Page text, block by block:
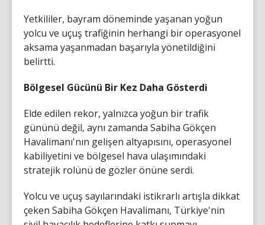
Yetkililer, bayram döneminde yaşanan yoğun
yolcu ve uçuş trafiğinin herhangi bir operasyonel
aksama yaşanmadan başarıyla yönetildiğini
belirtti.
Bölgesel Gücünü Bir Kez Daha Gösterdi
Elde edilen rekor, yalnızca yoğun bir trafik
gününü değil, aynı zamanda Sabiha Gökçen
Havalimanı'nın gelişen altyapısını, operasyonel
kabiliyetini ve bölgesel hava ulaşımındaki
stratejik rolünü de gözler önüne serdi.
Yolcu ve uçuş sayılarındaki istikrarlı artışla dikkat
çeken Sabiha Gökçen Havalimanı, Türkiye'nin